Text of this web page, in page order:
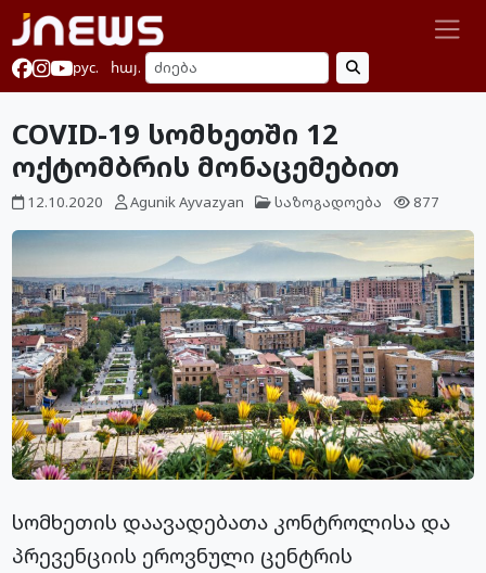
рус. հայ.
COVID-19 სომხეთში 12
ოქტომბრის მონაცემებით
12.10.2020 Agunik Ayvazyan საზოგადოება 877
სომხეთის დაავადებათა კონტროლისა და
პრევენციის ეროვნული ცენტრის